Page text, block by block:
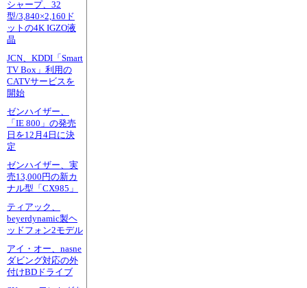
シャープ、32
型/3,840×2,160ド
ットの4K IGZO液
晶
JCN、KDDI「Smart
TV Box」利用の
CATVサービスを
開始
ゼンハイザー、
「IE 800」の発売
日を12月4日に決
定
ゼンハイザー、実
売13,000円の新カ
ナル型「CX985」
ティアック、
beyerdynamic製ヘ
ッドフォン2モデル
アイ・オー、nasne
ダビング対応の外
付けBDドライブ